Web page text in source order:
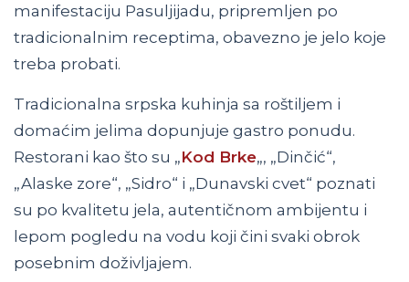
manifestaciju Pasuljijadu, pripremljen po
tradicionalnim receptima, obavezno je jelo koje
treba probati.
Tradicionalna srpska kuhinja sa roštiljem i
domaćim jelima dopunjuje gastro ponudu.
Restorani kao što su „Kod Brke„, „Dinčić“,
„Alaske zore“, „Sidro“ i „Dunavski cvet“ poznati
su po kvalitetu jela, autentičnom ambijentu i
lepom pogledu na vodu koji čini svaki obrok
posebnim doživljajem.